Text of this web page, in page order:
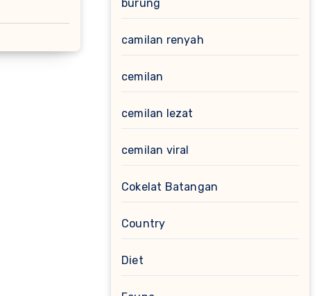
burung
camilan renyah
cemilan
cemilan lezat
cemilan viral
Cokelat Batangan
Country
Diet